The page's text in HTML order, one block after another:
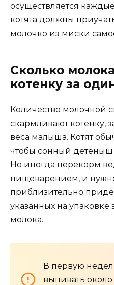
осуществляется
котята должны
молочко из миски
Сколько
котенку за
Количество молочной
скармливают котенку,
веса малыша. Котят
чтобы сонный детеныш
Но иногда перекорм
пищеварением, и
приблизительно
указанных на
молока.
В первую
выпивать около